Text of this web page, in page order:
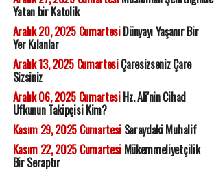
Yatan bir Katolik
Aralık 20, 2025 CumartesiDünyayı Yaşanır Bir
Yer Kılanlar
Aralık 13, 2025 CumartesiÇaresizseniz Çare
Sizsiniz
Aralık 06, 2025 CumartesiHz. Ali'nin Cihad
Ufkunun Takipçisi Kim?
Kasım 29, 2025 CumartesiSaraydaki Muhalif
Kasım 22, 2025 CumartesiMükemmeliyetçilik
Bir Seraptır